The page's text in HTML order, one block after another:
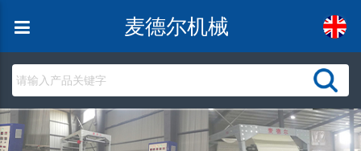
麦德尔机械